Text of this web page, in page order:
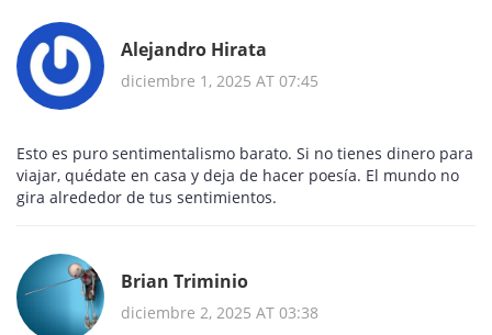
Alejandro Hirata
diciembre 1, 2025 AT 07:45
Esto es puro sentimentalismo barato. Si no tienes dinero para
viajar, quédate en casa y deja de hacer poesía. El mundo no
gira alrededor de tus sentimientos.
Brian Triminio
diciembre 2, 2025 AT 03:38